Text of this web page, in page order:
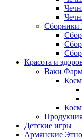
Сборники
Красота и
Ваки
Детские игры
Армянские